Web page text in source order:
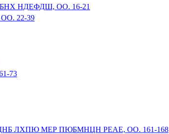
НДЕФДШ, ОО. 16-21
22-39
73
ЛХПЮ МЕР ПЮБМНЦН РЕАЕ, ОО. 161-168